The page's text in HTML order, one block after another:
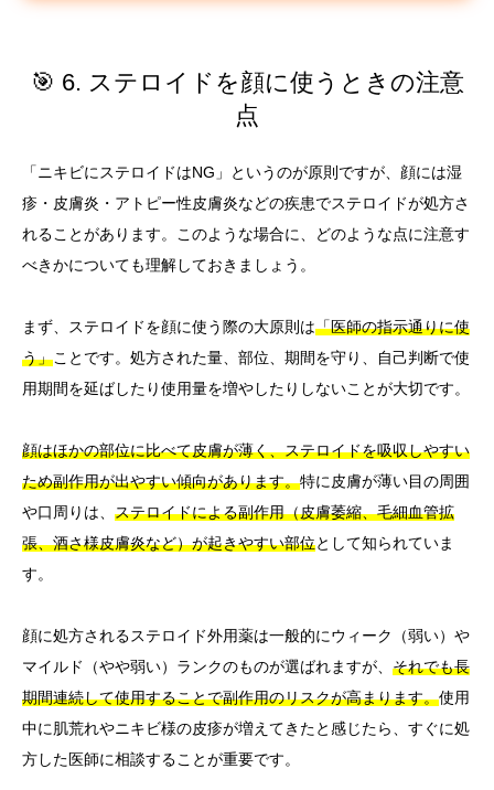
🎯 6. ステロイドを顔に使うときの注意
点
「ニキビにステロイドはNG」というのが原則ですが、顔には湿
疹・皮膚炎・アトピー性皮膚炎などの疾患でステロイドが処方さ
れることがあります。このような場合に、どのような点に注意す
べきかについても理解しておきましょう。
まず、ステロイドを顔に使う際の大原則は「医師の指示通りに使
う」ことです。処方された量、部位、期間を守り、自己判断で使
用期間を延ばしたり使用量を増やしたりしないことが大切です。
顔はほかの部位に比べて皮膚が薄く、ステロイドを吸収しやすい
ため副作用が出やすい傾向があります。特に皮膚が薄い目の周囲
や口周りは、 ステロイドによる副作用（皮膚萎縮、毛細血管拡
張、酒さ様皮膚炎など）が起きやすい部位として知られていま
す。
顔に処方されるステロイド外用薬は一般的にウィーク（弱い）や
マイルド（やや弱い）ランクのものが選ばれますが、 それでも長
期間連続して使用することで副作用のリスクが高まります。使用
中に肌荒れやニキビ様の皮疹が増えてきたと感じたら、すぐに処
方した医師に相談することが重要です。